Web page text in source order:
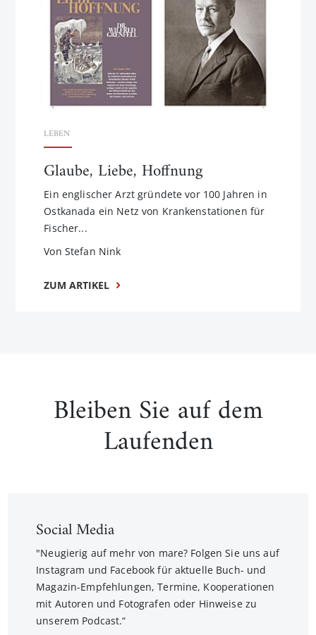
LEBEN
Glaube, Liebe, Hoffnung
Ein englischer Arzt gründete vor 100 Jahren in
Ostkanada ein Netz von Krankenstationen für
Fischer...
Von Stefan Nink
ZUM ARTIKEL
Bleiben Sie auf dem
Laufenden
Social Media
"Neugierig auf mehr von mare? Folgen Sie uns auf
Instagram und Facebook für aktuelle Buch- und
Magazin-Empfehlungen, Termine, Kooperationen
mit Autoren und Fotografen oder Hinweise zu
unserem Podcast.“